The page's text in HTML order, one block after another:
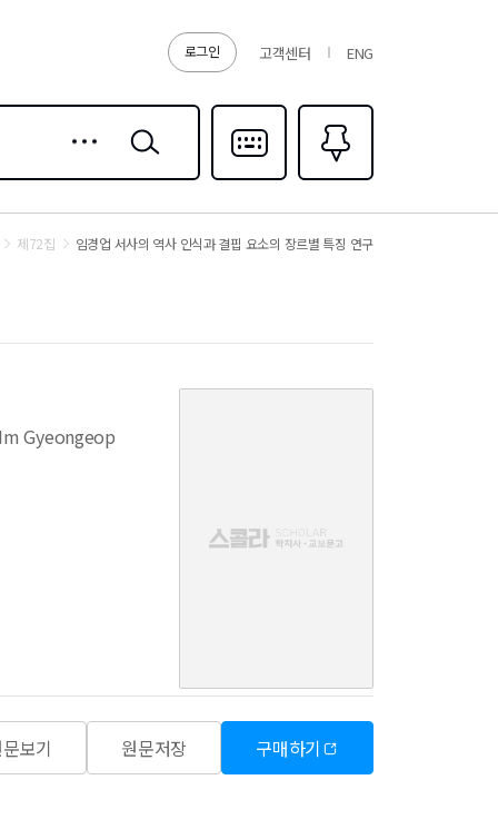
로그인 고객센터 ENG
검색
다국어입력
즐겨찾기0
제72집 임경업 서사의 역사 인식과 결핍 요소의 장르별 특징 연구
Gyeongeop
보기 원문저장 구매하기